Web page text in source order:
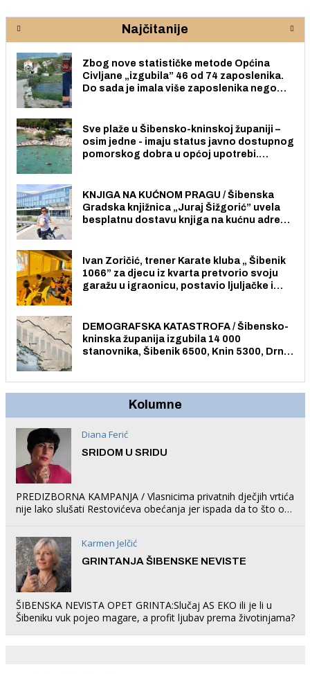
Najčitanije
Zbog nove statističke metode Općina
Civljane „izgubila” 46 od 74 zaposlenika.
Do sada je imala više zaposlenika nego
Sve plaže u Šibensko-kninskoj županiji –
osim jedne - imaju status javno dostupnog
pomorskog dobra u općoj upotrebi.
KNJIGA NA KUĆNOM PRAGU / Šibenska
Gradska knjižnica „Juraj Šižgorić” uvela
besplatnu dostavu knjiga na kućnu adresu
Ivan Zoričić, trener Karate kluba „ Šibenik
1066” za djecu iz kvarta pretvorio svoju
garažu u igraonicu, postavio ljuljačke i
DEMOGRAFSKA KATASTROFA / Šibensko-
kninska županija izgubila 14 000
stanovnika, Šibenik 6500, Knin 5300, Drniš
Kolumne
Diana Ferić
SRIDOM U SRIDU
PREDIZBORNA KAMPANJA / Vlasnicima privatnih dječjih vrtića
nije lako slušati Restovićeva obećanja jer ispada da to što oni
Karmen Jelčić
GRINTANJA ŠIBENSKE NEVISTE
ŠIBENSKA NEVISTA OPET GRINTA:Slučaj AS EKO ili je li u
Šibeniku vuk pojeo magare, a profit ljubav prema životinjama?